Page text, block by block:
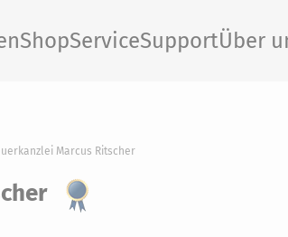
ShopServiceSupportÜber
Marcus Ritscher